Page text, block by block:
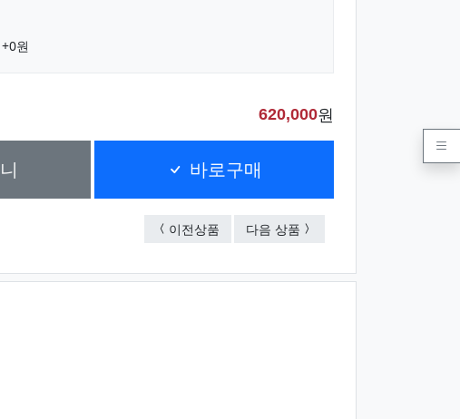
가
+0원
620,000원
바로구매
이전상품 탁상용 원목십자가 ⓒ
다음 상품 탁상용 원목십자가 ⓐ